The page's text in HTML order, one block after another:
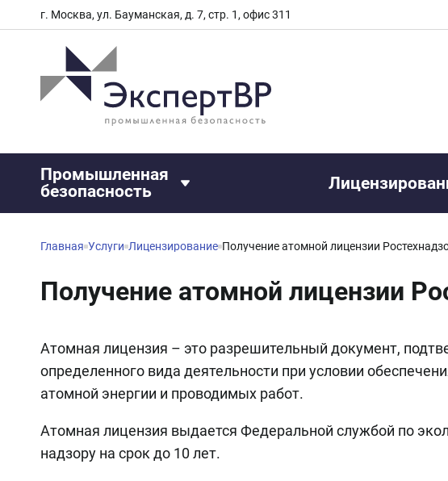
г. Москва, ул. Бауманская, д. 7, стр. 1, офис 311
Промышленная
безопасность
Главная Услуги Лицензирование Получение атомной лицензии
Получение атомной лицензии
Атомная лицензия – это разрешительный документ,
определенного вида деятельности при условии
атомной энергии и проводимых работ.
Атомная лицензия выдается Федеральной службой по
надзору на срок до 10 лет.